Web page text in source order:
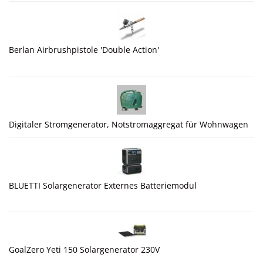
Berlan Airbrushpistole 'Double Action'
Digitaler Stromgenerator, Notstromaggregat für Wohnwagen
BLUETTI Solargenerator Externes Batteriemodul
GoalZero Yeti 150 Solargenerator 230V